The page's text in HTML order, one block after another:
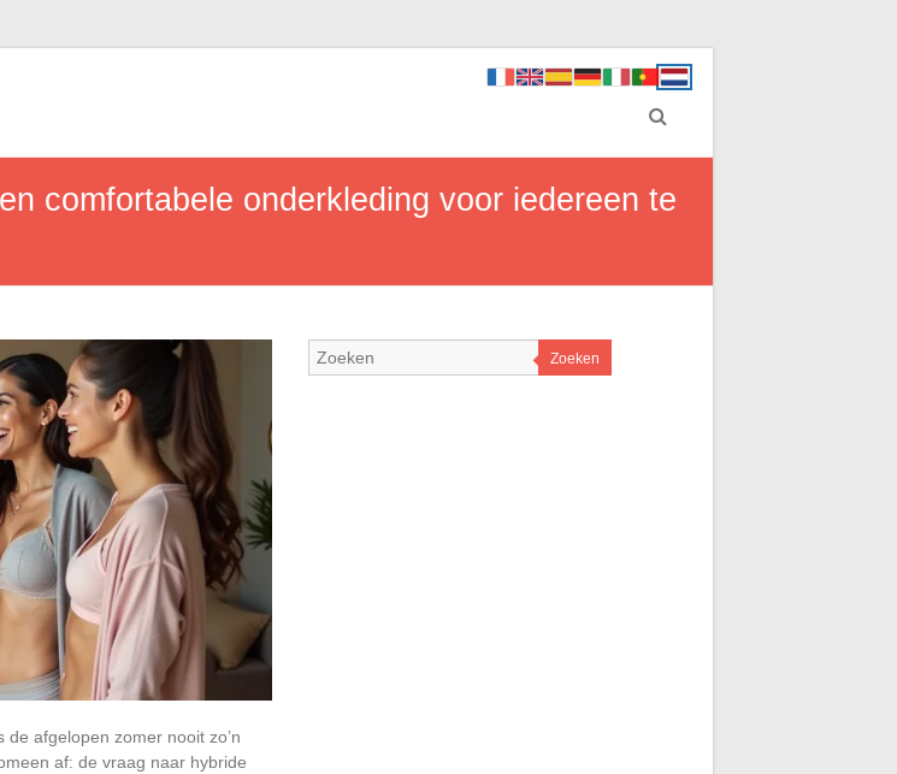
comfortabele onderkleding voor iedereen te
afgelopen zomer nooit zo’n
af: de vraag naar hybride
Zoeken